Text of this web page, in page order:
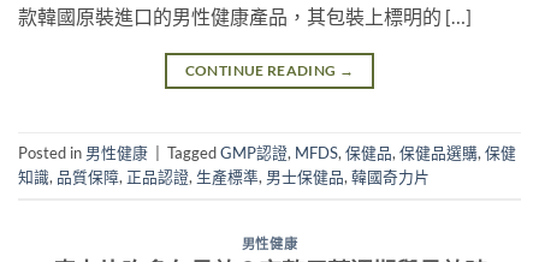
款韓國原裝進口的男性健康產品，其包裝上標明的 […]
CONTINUE READING →
Posted in 男性健康 TaggedGMP認證, MFDS,保健品,保健品選購,保健
知識, 品質保障, 正品認證,生產標準, 男士保健品,韓國奇力片
男性健康